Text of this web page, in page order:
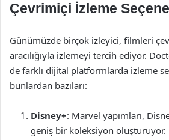
Çevrimiçi İzleme
Günümüzde birçok izleyici, filmleri
aracılığıyla izlemeyi tercih ediyor.
de farklı dijital platformlarda izleme
bunlardan bazıları:
Disney+: Marvel yapımları,
geniş bir koleksiyon oluşturuyor.